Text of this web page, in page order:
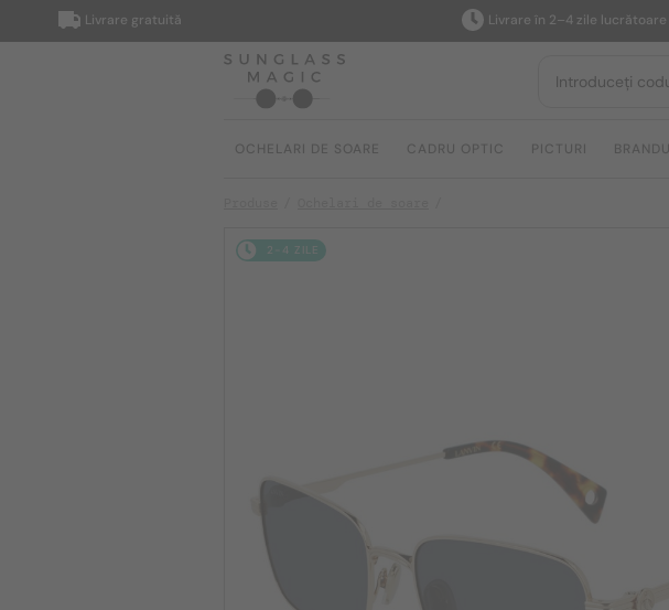
Livrare gratuită Livrare în 2–4 zile lucrătoare
OCHELARI DE SOARE CADRU OPTIC PICTURI
2-4 ZILE